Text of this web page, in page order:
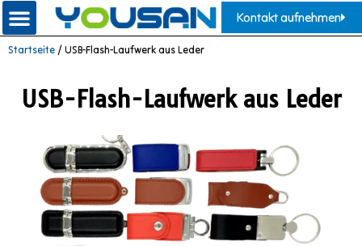
Kontakt aufnehmen
Startseite / USB-Flash-Laufwerk aus Leder
USB-Flash-Laufwerk aus Leder